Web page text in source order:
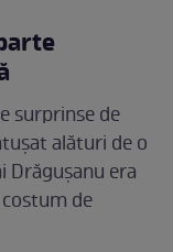
surprinse de
alături de o
Drăgușanu era
de